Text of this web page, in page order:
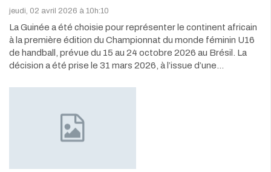
jeudi, 02 avril 2026 à 10h:10
La Guinée a été choisie pour représenter le continent africain
à la première édition du Championnat du monde féminin U16
de handball, prévue du 15 au 24 octobre 2026 au Brésil. La
décision a été prise le 31 mars 2026, à l’issue d’une…